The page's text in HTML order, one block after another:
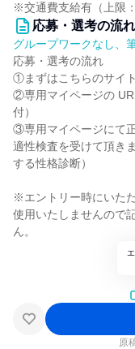
※交通費支給有（上限
応募・選考の流れ
グループワークなし、
応募・選考の流れ
①まずはこちらのサイ
②専用マイページの
付）
③専用マイページにて
適性検査を受けて頂き
する性格診断）
※エントリー時にいた
使用いたしませんので
ん。
原